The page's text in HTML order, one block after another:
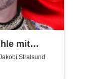
mit
Stralsund